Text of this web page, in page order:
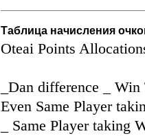
Таблица начисления
Oteai Points
_Dan difference
_
Even Same Player
_ Same Player taking